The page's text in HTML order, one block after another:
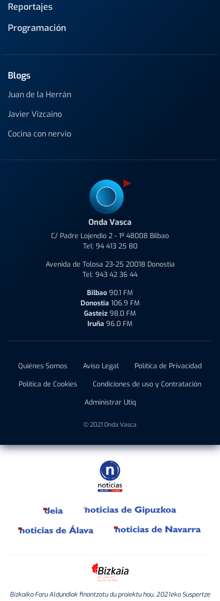
Reportajes
Programación
Blogs
Juan de la Herrán
Javier Vizcaino
Cocina con nervio
Onda Vasca
C/ Padre Lojendio 2 - 1º 48008 Bilbao
Tel: 94 413 25 80
Avenida de Tolosa 23-25 20018 Donostia
Tel: 943 42 36 44
Bilbao 90.1 FM
Donostia 106.9 FM
Gasteiz 98.0 FM
Iruña 96.0 FM
Quiénes Somos Aviso Legal
Política de Privacidad
Política de Cookies
Condiciones de uso y Contratación
Administrar Utiq
© 2021 Onda Vasca
Bizkaiko Foru Aldundiak finantzatu du proiektu hau, 2021eko Suspertze